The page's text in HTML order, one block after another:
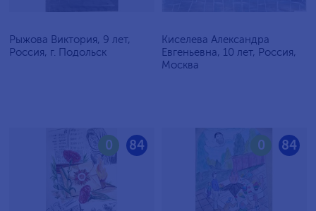
Рыжова Виктория, 9 лет,
Россия, г. Подольск
Киселева Александра
Евгеньевна, 10 лет, Россия,
Москва
84
0 84
0